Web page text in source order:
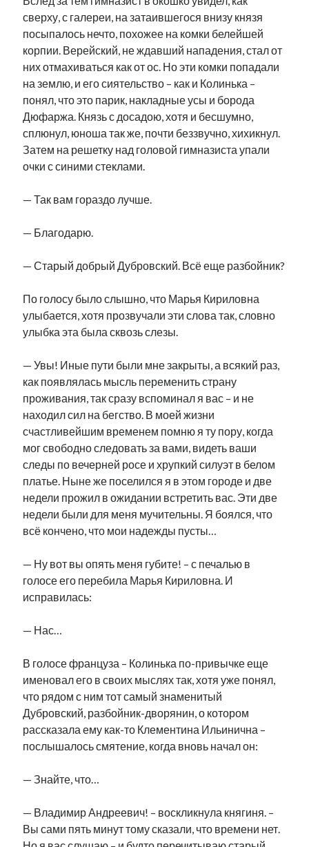
сверху, с галереи, на затаившегося внизу князя
посыпалось нечто, похожее на комки белейшей
корпии. Верейский, не ждавший нападения, стал от
них отмахиваться как от ос. Но эти комки попадали
на землю, и его сиятельство – как и Колинька –
понял, что это парик, накладные усы и борода
Дюфаржа. Князь с досадою, хотя и бесшумно,
сплюнул, юноша так же, почти беззвучно, хихикнул.
Затем на решетку над головой гимназиста упали
очки с синими стеклами.
— Так вам гораздо лучше.
— Благодарю.
— Старый добрый Дубровский. Всё еще разбойник?
По голосу было слышно, что Марья Кириловна
улыбается, хотя прозвучали эти слова так, словно
улыбка эта была сквозь слезы.
— Увы! Иные пути были мне закрыты, а всякий раз,
как появлялась мысль переменить страну
проживания, так сразу вспоминал я вас – и не
находил сил на бегство. В моей жизни
счастливейшим временем помню я ту пору, когда
мог свободно следовать за вами, видеть ваши
следы по вечерней росе и хрупкий силуэт в белом
платье. Ныне же поселился я в этом городе и две
недели прожил в ожидании встретить вас. Эти две
недели были для меня мучительны. Я боялся, что
всё кончено, что мои надежды пусты…
— Ну вот вы опять меня губите! – с печалью в
голосе его перебила Марья Кириловна. И
исправилась:
— Нас…
В голосе француза – Колинька по-привычке еще
именовал его в своих мыслях так, хотя уже понял,
что рядом с ним тот самый знаменитый
Дубровский, разбойник-дворянин, о котором
рассказала ему как-то Клементина Ильинична –
послышалось смятение, когда вновь начал он:
— Знайте, что…
— Владимир Андреевич! – воскликнула княгиня. –
Вы сами пять минут тому сказали, что времени нет.